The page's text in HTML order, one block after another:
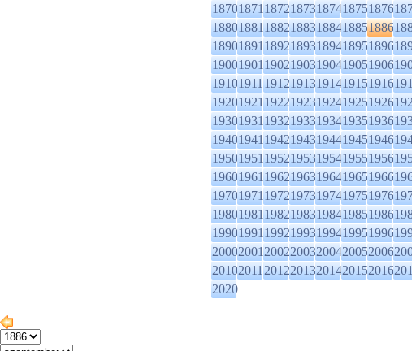
1870187118721873187418751876
1880188118821883188418851886
1890189118921893189418951896
1900190119021903190419051906
1910191119121913191419151916
1920192119221923192419251926
1930193119321933193419351936
1940194119421943194419451946
1950195119521953195419551956
1960196119621963196419651966
1970197119721973197419751976
1980198119821983198419851986
1990199119921993199419951996
2000200120022003200420052006
2010201120122013201420152016
2020